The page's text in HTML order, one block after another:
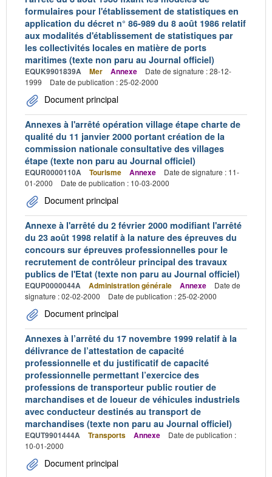
formulaires pour l'établissement de statistiques en
application du décret n° 86-989 du 8 août 1986 relatif
aux modalités d'établissement de statistiques par
les collectivités locales en matière de ports
maritimes (texte non paru au Journal officiel)
EQUK9901839A Mer Annexe
Date de signature : 28-12-
1999
Date de publication : 25-02-2000
Document principal
Annexes à l'arrêté opération village étape charte de
qualité du 11 janvier 2000 portant création de la
commission nationale consultative des villages
étape (texte non paru au Journal officiel)
EQUR0000110A Tourisme Annexe
Date de signature : 11-
01-2000
Date de publication : 10-03-2000
Document principal
Annexe à l'arrêté du 2 février 2000 modifiant l'arrêté
du 23 août 1998 relatif à la nature des épreuves du
concours sur épreuves professionnelles pour le
recrutement de contrôleur principal des travaux
publics de l'Etat (texte non paru au Journal officiel)
EQUP0000044A Administration générale Annexe
Date de
signature : 02-02-2000
Date de publication : 25-02-2000
Document principal
Annexes à l’arrêté du 17 novembre 1999 relatif à la
délivrance de l’attestation de capacité
professionnelle et du justificatif de capacité
professionnelle permettant l’exercice des
professions de transporteur public routier de
marchandises et de loueur de véhicules industriels
avec conducteur destinés au transport de
marchandises (texte non paru au Journal officiel)
EQUT9901444A Transports Annexe
Date de publication :
10-01-2000
Document principal